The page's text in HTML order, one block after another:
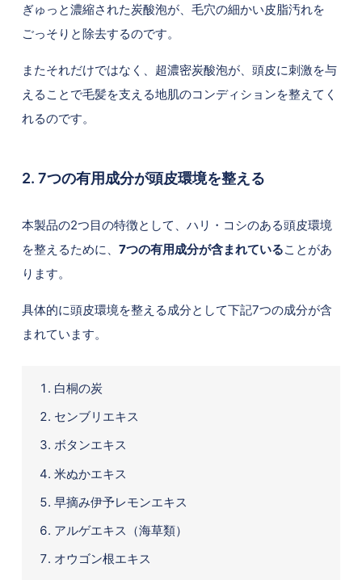
ぎゅっと濃縮された炭酸泡が、毛穴の細かい皮脂汚れを
ごっそりと除去するのです。
またそれだけではなく、超濃密炭酸泡が、頭皮に刺激を与
えることで毛髪を支える地肌のコンディションを整えてく
れるのです。
2. 7つの有用成分が頭皮環境を整える
本製品の2つ目の特徴として、ハリ・コシのある頭皮環境
を整えるために、 7つの有用成分が含まれていることがあ
ります。
具体的に頭皮環境を整える成分として下記7つの成分が含
まれています。
白桐の炭
センブリエキス
ボタンエキス
米ぬかエキス
早摘み伊予レモンエキス
アルゲエキス（海草類）
オウゴン根エキス